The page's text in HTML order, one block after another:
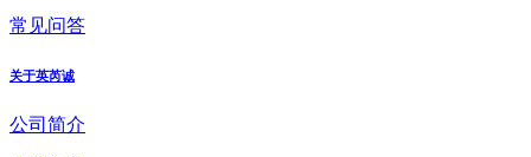
常见问答
关于英芮诚
公司简介